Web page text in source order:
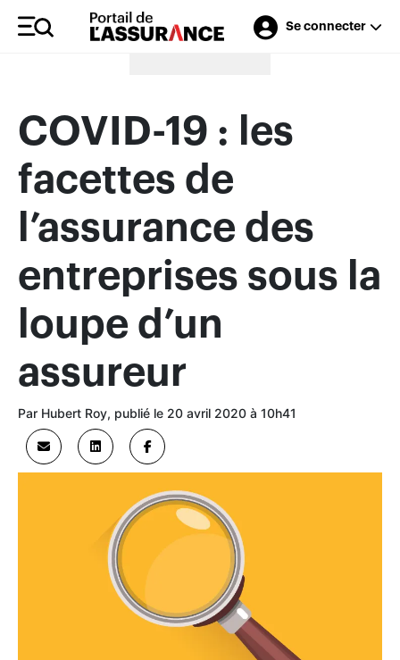
Se connecter
Merci à nos annonceurs
COVID-19 : les
facettes de
l’assurance des
entreprises sous la
loupe d’un
assureur
Par Hubert Roy, publié le 20 avril 2020 à 10h41